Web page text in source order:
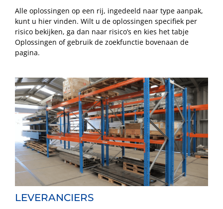
Alle oplossingen op een rij, ingedeeld naar type aanpak,
kunt u hier vinden. Wilt u de oplossingen specifiek per
risico bekijken, ga dan naar risico’s en kies het tabje
Oplossingen of gebruik de zoekfunctie bovenaan de
pagina.
LEVERANCIERS